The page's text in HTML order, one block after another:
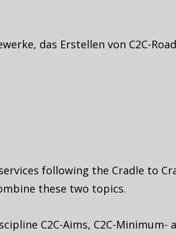
das Erstellen von C2C-
following the Cradle to
these two topics.
C2C-Aims, C2C-Minimum-